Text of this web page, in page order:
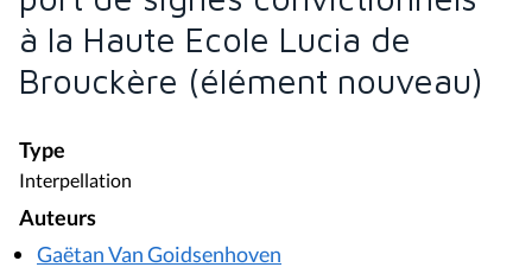
à la Haute Ecole Lucia de
Brouckère (élément nouveau)
Type
Interpellation
Auteurs
Gaëtan Van Goidsenhoven